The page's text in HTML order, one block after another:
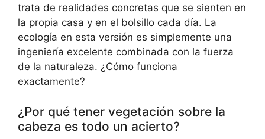
trata de realidades concretas que se sienten en
la propia casa y en el bolsillo cada día. La
ecología en esta versión es simplemente una
ingeniería excelente combinada con la fuerza
de la naturaleza. ¿Cómo funciona
exactamente?
¿Por qué tener vegetación sobre la
cabeza es todo un acierto?